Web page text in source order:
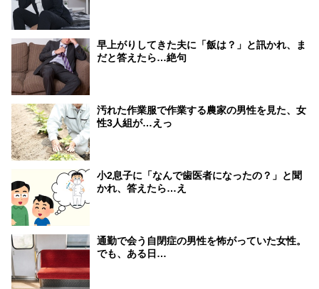
早上がりしてきた夫に「飯は？」と訊かれ、ま
だと答えたら…絶句
汚れた作業服で作業する農家の男性を見た、女
性3人組が…えっ
小2息子に「なんで歯医者になったの？」と聞
かれ、答えたら…え
通勤で会う自閉症の男性を怖がっていた女性。
でも、ある日…